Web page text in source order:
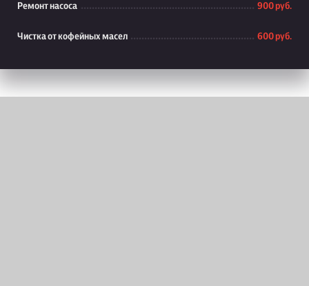
Ремонт насоса 900 руб.
Чистка от кофейных масел 600 руб.